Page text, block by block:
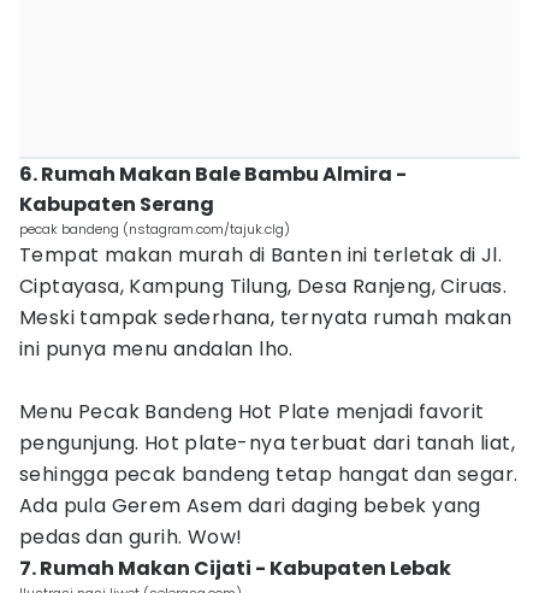
6. Rumah Makan Bale Bambu Almira -
Kabupaten Serang
pecak bandeng (nstagram.com/tajuk.clg)
Tempat makan murah di Banten ini terletak di Jl.
Ciptayasa, Kampung Tilung, Desa Ranjeng, Ciruas.
Meski tampak sederhana, ternyata rumah makan
ini punya menu andalan lho.
Menu Pecak Bandeng Hot Plate menjadi favorit
pengunjung. Hot plate-nya terbuat dari tanah liat,
sehingga pecak bandeng tetap hangat dan segar.
Ada pula Gerem Asem dari daging bebek yang
pedas dan gurih. Wow!
7. Rumah Makan Cijati - Kabupaten Lebak